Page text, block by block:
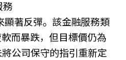
務
著反彈。該金融服務類
而暴跌，但目標價仍為
公司保守的指引重新定